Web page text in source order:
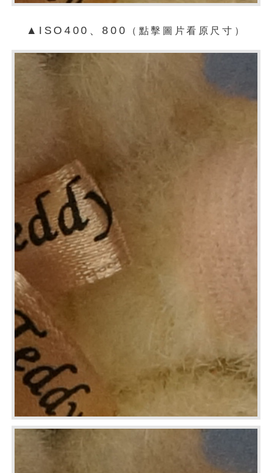
▲ISO400、800 （點擊圖片看原尺寸）